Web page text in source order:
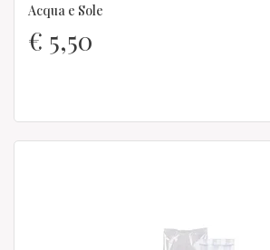
Acqua e Sole
€ 5,50